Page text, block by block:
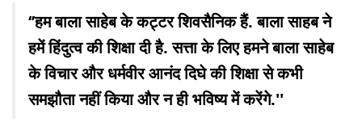
‘’हम बाला साहेब के कट्टर शिवसैनिक हैं. बाला साहब ने
हमें हिंदुत्व की शिक्षा दी है. सत्ता के लिए हमने बाला साहेब
के विचार और धर्मवीर आनंद दिघे की शिक्षा से कभी
समझौता नहीं किया और न ही भविष्य में करेंगे.''